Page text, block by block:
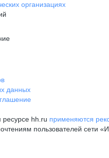
организациях
данных
hh.ru применяются
пользователей сети